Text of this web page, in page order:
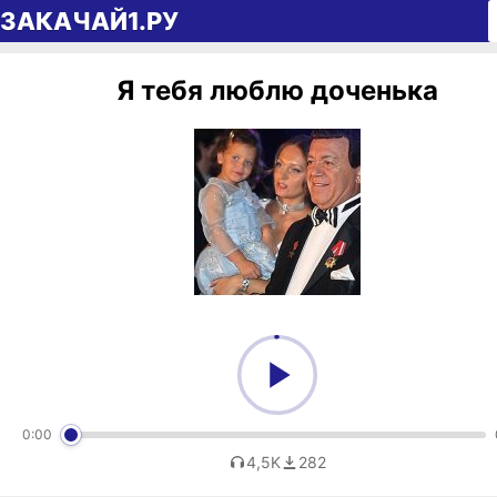
Перейти к содержимому
ЗАКАЧАЙ1.РУ
Я тебя люблю доченька
0:00
4,5K 282